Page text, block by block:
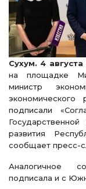
Сухум. 4
на площадке
министр
экономического
подписали
развития
сообщает пресс-
Аналогичное
подписала и с